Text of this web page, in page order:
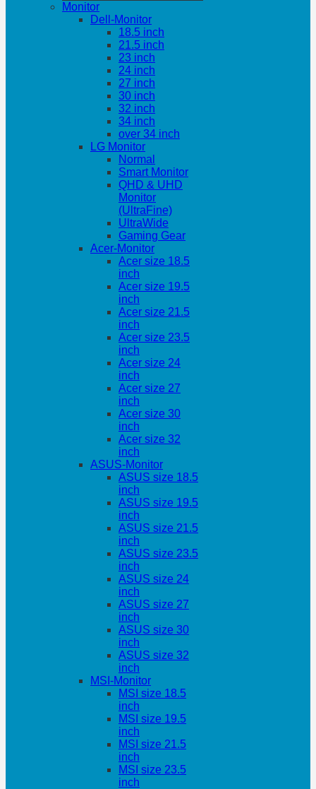
Monitor
Dell-Monitor
18.5 inch
21.5 inch
23 inch
24 inch
27 inch
30 inch
32 inch
34 inch
over 34 inch
LG Monitor
Normal
Smart Monitor
QHD & UHD
Monitor
(UltraFine)
UltraWide
Gaming Gear
Acer-Monitor
Acer size 18.5
inch
Acer size 19.5
inch
Acer size 21.5
inch
Acer size 23.5
inch
Acer size 24
inch
Acer size 27
inch
Acer size 30
inch
Acer size 32
inch
ASUS-Monitor
ASUS size 18.5
inch
ASUS size 19.5
inch
ASUS size 21.5
inch
ASUS size 23.5
inch
ASUS size 24
inch
ASUS size 27
inch
ASUS size 30
inch
ASUS size 32
inch
MSI-Monitor
MSI size 18.5
inch
MSI size 19.5
inch
MSI size 21.5
inch
MSI size 23.5
inch